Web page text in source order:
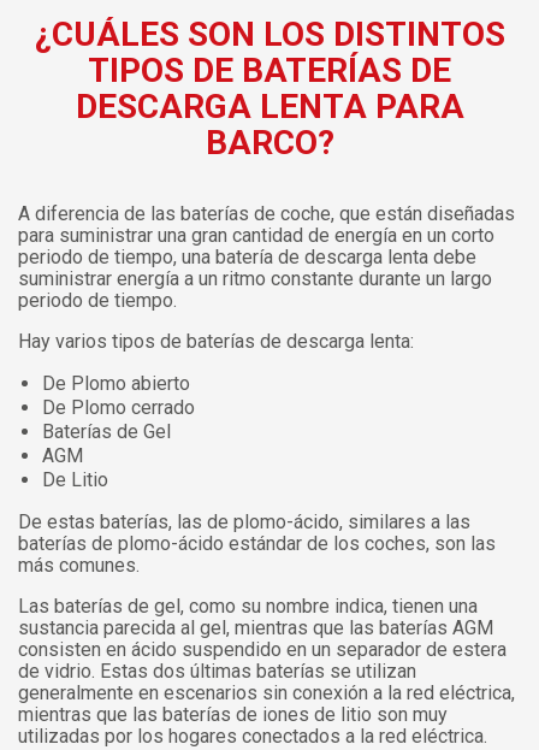
¿CUÁLES SON LOS DISTINTOS
TIPOS DE BATERÍAS DE
DESCARGA LENTA PARA
BARCO?
A diferencia de las baterías de coche, que están diseñadas
para suministrar una gran cantidad de energía en un corto
periodo de tiempo, una batería de descarga lenta debe
suministrar energía a un ritmo constante durante un largo
periodo de tiempo.
Hay varios tipos de baterías de descarga lenta:
De Plomo abierto
De Plomo cerrado
Baterías de Gel
AGM
De Litio
De estas baterías, las de plomo-ácido, similares a las
baterías de plomo-ácido estándar de los coches, son las
más comunes.
Las baterías de gel, como su nombre indica, tienen una
sustancia parecida al gel, mientras que las baterías AGM
consisten en ácido suspendido en un separador de estera
de vidrio. Estas dos últimas baterías se utilizan
generalmente en escenarios sin conexión a la red eléctrica,
mientras que las baterías de iones de litio son muy
utilizadas por los hogares conectados a la red eléctrica.